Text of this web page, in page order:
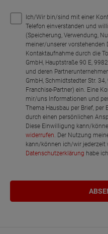
Ich/Wir bin/sind mit einer
Telefon einverstanden und
(Speicherung, Verwendung,
meiner/unserer vorstehenden
Kontaktaufnahme durch die
GmbH, Hauptstraße 90 E,
und deren
GmbH, Schmidtstedter Str.
Franchise-Partner) ein. Eine
mir/uns Informationen und
Thema Hausbau per Brief, per
durch einen persönlichen
Diese Einwilligung kann/
widerrufen. Der Nutzung
kann/können ich/wir jederzeit
Datenschutzerklärung habe